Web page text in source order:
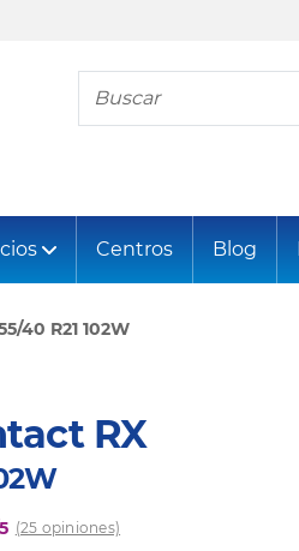
Busca tu neumático
Centros Blog
40 R21 102W
RX
(25 opiniones)